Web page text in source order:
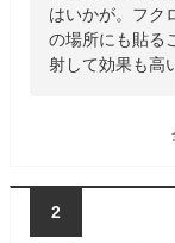
はいかが。フク
の場所にも貼る
射して効果も高
2